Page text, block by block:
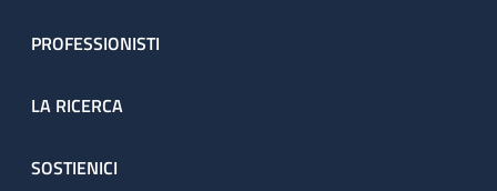
PROFESSIONISTI
LA RICERCA
SOSTIENICI